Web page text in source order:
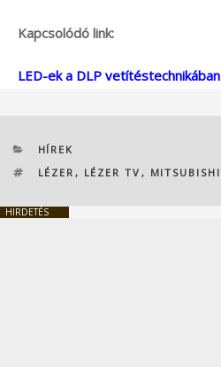
Kapcsolódó link:
LED-ek a DLP vetítéstechnikában
KATEGÓRIÁK
HÍREK
CÍMKÉK
LÉZER , LÉZER TV , MITSUBISHI
HIRDETÉS